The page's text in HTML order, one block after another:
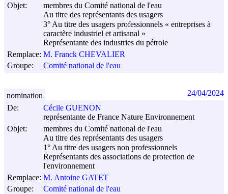
Objet:
membres du Comité national de l'eau
Au titre des représentants des usagers
3° Au titre des usagers professionnels « entreprises à
caractère industriel et artisanal »
Représentante des industries du pétrole
Remplace: M. Franck CHEVALIER
Groupe:
Comité national de l'eau
De:
Cécile GUENON
représentante de France Nature Environnement
Objet:
membres du Comité national de l'eau
Au titre des représentants des usagers
1° Au titre des usagers non professionnels
Représentants des associations de protection de
l'environnement
Remplace: M. Antoine GATET
Groupe:
Comité national de l'eau
nomination 24/04/2024